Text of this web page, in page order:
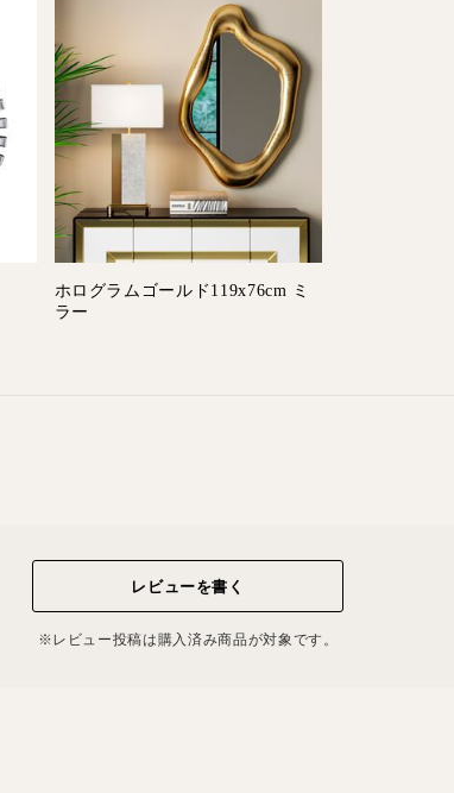
ホログラムゴールド119x76cm ミ
ラー
レビューを書く
※レビュー投稿は購⼊済み商品が対象です。